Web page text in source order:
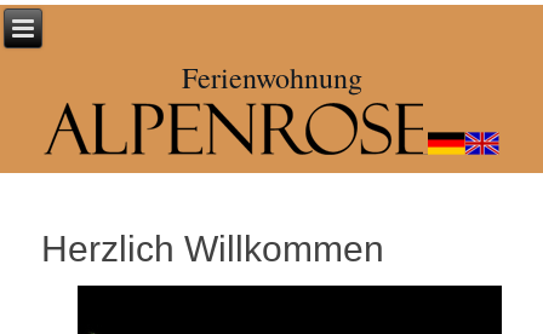
Ferienwohnung
Herzlich Willkommen